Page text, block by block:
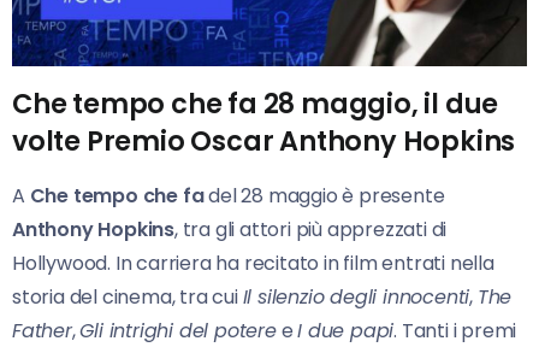
Che tempo che fa 28 maggio, il due
volte Premio Oscar Anthony Hopkins
A Che tempo che fadel 28 maggio è presente
Anthony Hopkins, tra gli attori più apprezzati di
Hollywood. In carriera ha recitato in film entrati nella
storia del cinema, tra cuiIl silenzio degli innocenti, The
Father,Gli intrighi del potereeI due papi. Tanti i premi